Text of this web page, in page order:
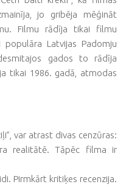
jo gribēja mēģināt
Filmu rādīja tikai filmu
Latvijas Padomju
gados to rādīja
tikai 1986. gadā, atmodas
var atrast divas cenzūras:
realitātē. Tāpēc filma ir
Pirmkārt kritiķes recenzija.